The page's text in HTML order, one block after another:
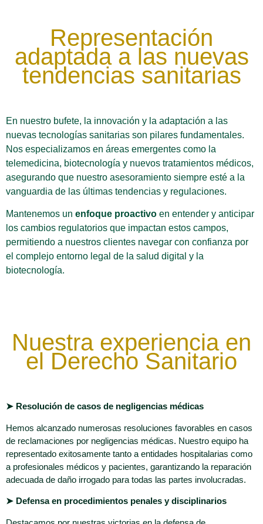
Representación
adaptada a las nuevas
tendencias sanitarias
En nuestro bufete, la innovación y la adaptación a las
nuevas tecnologías sanitarias son pilares fundamentales.
Nos especializamos en áreas emergentes como la
telemedicina, biotecnología y nuevos tratamientos médicos,
asegurando que nuestro asesoramiento siempre esté a la
vanguardia de las últimas tendencias y regulaciones.
Mantenemos un enfoque proactivo en entender y anticipar
los cambios regulatorios que impactan estos campos,
permitiendo a nuestros clientes navegar con confianza por
el complejo entorno legal de la salud digital y la
biotecnología.
Nuestra experiencia en
el Derecho Sanitario
➤ Resolución de casos de negligencias médicas
Hemos alcanzado numerosas resoluciones favorables en casos
de reclamaciones por negligencias médicas. Nuestro equipo ha
representado exitosamente tanto a entidades hospitalarias como
a profesionales médicos y pacientes, garantizando la reparación
adecuada de daño irrogado para todas las partes involucradas.
➤ Defensa en procedimientos penales y disciplinarios